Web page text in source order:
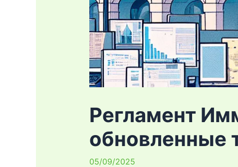
Регламент
обновленные
05/09/2025